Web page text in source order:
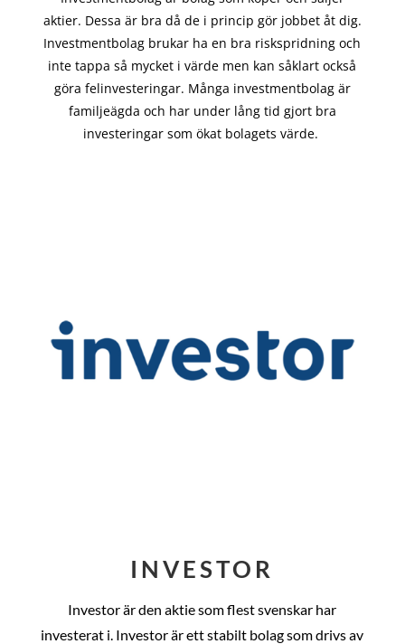
aktier. Dessa är bra då de i princip görjobbet åt dig.
Investmentbolag brukar ha en bra riskspridning och
inte tappa så mycket i värde men kan såklart också
göra felinvesteringar. Många investmentbolag är
familjeägda och har under lång tid gjort bra
investeringar som ökat bolagets värde.
INVESTOR
Investor är den aktie som flest svenskar har
investerat i. Investor är ett stabilt bolag som drivs av